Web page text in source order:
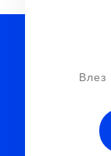
Влез